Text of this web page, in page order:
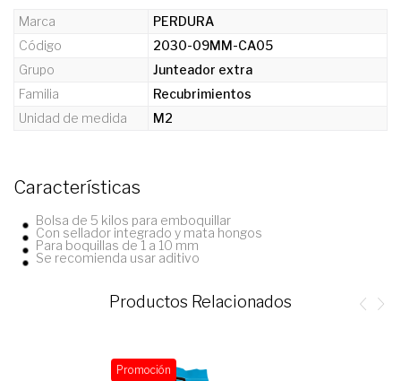
Marca
PERDURA
Código
2030-09MM-CA05
Grupo
Junteador extra
Familia
Recubrimientos
Unidad de medida
M2
Características
Bolsa de 5 kilos para emboquillar
Con sellador integrado y mata hongos
Para boquillas de 1 a 10 mm
Se recomienda usar aditivo
Productos Relacionados
Promoción